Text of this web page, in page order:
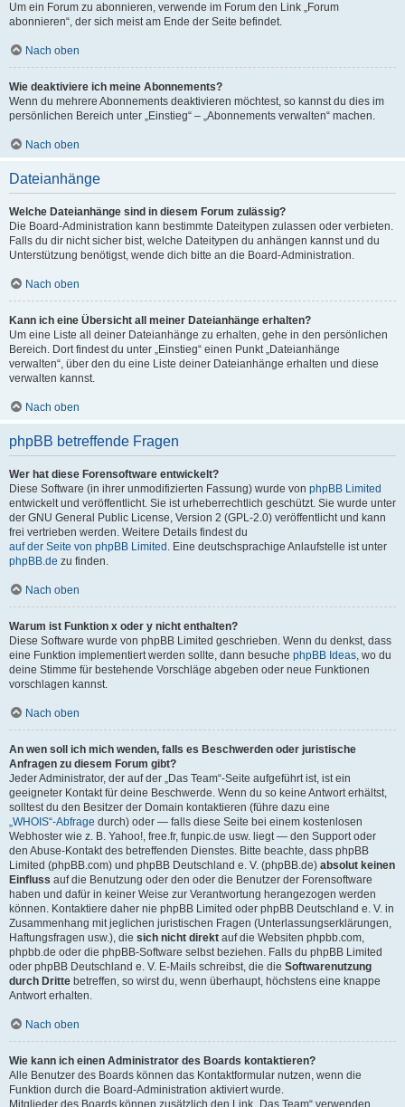
Um ein Forum zu abonnieren, verwende im Forum den Link „Forum
abonnieren“, der sich meist am Ende der Seite befindet.
Nach oben
Wie deaktiviere ich meine Abonnements?
Wenn du mehrere Abonnements deaktivieren möchtest, so kannst du dies im
persönlichen Bereich unter „Einstieg“ – „Abonnements verwalten“ machen.
Nach oben
Dateianhänge
Welche Dateianhänge sind in diesem Forum zulässig?
Die Board-Administration kann bestimmte Dateitypen zulassen oder verbieten.
Falls du dir nicht sicher bist, welche Dateitypen du anhängen kannst und du
Unterstützung benötigst, wende dich bitte an die Board-Administration.
Nach oben
Kann ich eine Übersicht all meiner Dateianhänge erhalten?
Um eine Liste all deiner Dateianhänge zu erhalten, gehe in den persönlichen
Bereich. Dort findest du unter „Einstieg“ einen Punkt „Dateianhänge
verwalten“, über den du eine Liste deiner Dateianhänge erhalten und diese
verwalten kannst.
Nach oben
phpBB betreffende Fragen
Wer hat diese Forensoftware entwickelt?
Diese Software (in ihrer unmodifizierten Fassung) wurde von phpBB Limited
entwickelt und veröffentlicht. Sie ist urheberrechtlich geschützt. Sie wurde unter
der GNU General Public License, Version 2 (GPL-2.0) veröffentlicht und kann
frei vertrieben werden. Weitere Details findest du
auf der Seite von phpBB Limited . Eine deutschsprachige Anlaufstelle ist unter
phpBB.de zu finden.
Nach oben
Warum ist Funktion x oder y nicht enthalten?
Diese Software wurde von phpBB Limited geschrieben. Wenn du denkst, dass
eine Funktion implementiert werden sollte, dann besuche phpBB Ideas, wo du
deine Stimme für bestehende Vorschläge abgeben oder neue Funktionen
vorschlagen kannst.
Nach oben
An wen soll ich mich wenden, falls es Beschwerden oder juristische
Anfragen zu diesem Forum gibt?
Jeder Administrator, der auf der „Das Team“-Seite aufgeführt ist, ist ein
geeigneter Kontakt für deine Beschwerde. Wenn du so keine Antwort erhältst,
solltest du den Besitzer der Domain kontaktieren (führe dazu eine
„WHOIS“-Abfrage durch) oder — falls diese Seite bei einem kostenlosen
Webhoster wie z. B. Yahoo!, free.fr, funpic.de usw. liegt — den Support oder
den Abuse-Kontakt des betreffenden Dienstes. Bitte beachte, dass phpBB
Limited (phpBB.com) und phpBB Deutschland e. V. (phpBB.de) absolut keinen
Einfluss auf die Benutzung oder den oder die Benutzer der Forensoftware
haben und dafür in keiner Weise zur Verantwortung herangezogen werden
können. Kontaktiere daher nie phpBB Limited oder phpBB Deutschland e. V. in
Zusammenhang mit jeglichen juristischen Fragen (Unterlassungserklärungen,
Haftungsfragen usw.), die sich nicht direkt auf die Websiten phpbb.com,
phpbb.de oder die phpBB-Software selbst beziehen. Falls du phpBB Limited
oder phpBB Deutschland e. V. E-Mails schreibst, die die Softwarenutzung
durch Dritte betreffen, so wirst du, wenn überhaupt, höchstens eine knappe
Antwort erhalten.
Nach oben
Wie kann ich einen Administrator des Boards kontaktieren?
Alle Benutzer des Boards können das Kontaktformular nutzen, wenn die
Funktion durch die Board-Administration aktiviert wurde.
Mitglieder des Boards können zusätzlich den Link „Das Team“ verwenden.